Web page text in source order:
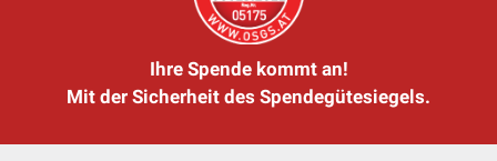
Ihre Spende kommt an!
Mit der Sicherheit des Spendegütesiegels.